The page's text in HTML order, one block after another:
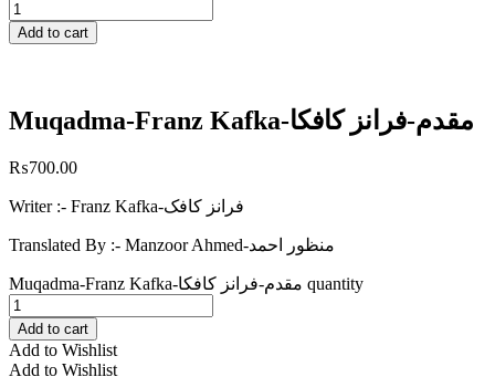
Add to cart
Muqadma-Franz Kafka-مقدم-فرانز کافکا
₨700.00
Writer :- Franz Kafka-فرانز کافک
Translated By :- Manzoor Ahmed-منظور احمد
Muqadma-Franz Kafka-مقدم-فرانز کافکا quantity
Add to cart
Add to Wishlist
Add to Wishlist